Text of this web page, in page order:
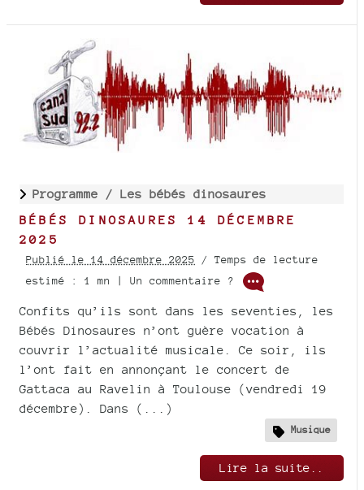
Programme / Les bébés dinosaures
BÉBÉS DINOSAURES 14 DÉCEMBRE
2025
Publié le 14 décembre 2025 / Temps de lecture
estimé : 1 mn | Un commentaire ?
Confits qu’ils sont dans les seventies, les
Bébés Dinosaures n’ont guère vocation à
couvrir l’actualité musicale. Ce soir, ils
l’ont fait en annonçant le concert de
Gattaca au Ravelin à Toulouse (vendredi 19
décembre). Dans (...)
Musique
Lire la suite..